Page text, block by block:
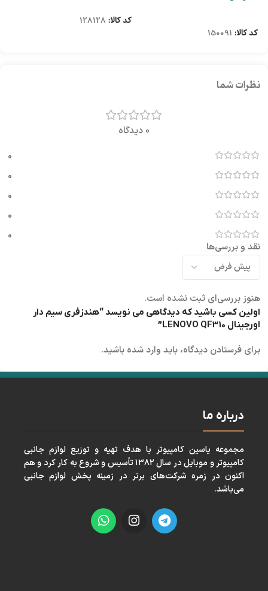
کد کالا: 150091
کد کالا: 128128
نظرات شما
0 دیدگاه
0
0
0
0
0
نقد و بررسی‌ها
هنوز بررسی‌ای ثبت نشده است.
اولین کسی باشید که دیدگاهی می نویسد “هندزفری سیم دار
اورجینال LENOVO QF310”
برای فرستادن دیدگاه، باید وارد شده باشید.
درباره ما
مجموعه ياسين كامپيوتر با هدف تهيه و توزيع لوازم جانبی
كامپيوتر و موبايل در سال ١٣٨٢ تأسيس و شروع به كار كرد و هم
اكنون در زمره شركت‌های برتر در زمينه پخش لوازم جانبی
می‌باشد.